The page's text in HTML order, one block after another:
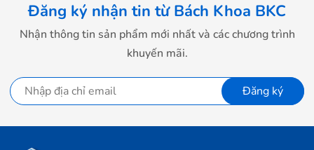
Đăng ký nhận tin từ Bách Khoa BKC
Nhận thông tin sản phẩm mới nhất và các chương trình
khuyến mãi.
Đăng ký